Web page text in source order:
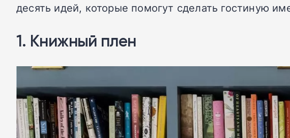
десять идей, которые помогут сделать гостиную
1. Книжный плен